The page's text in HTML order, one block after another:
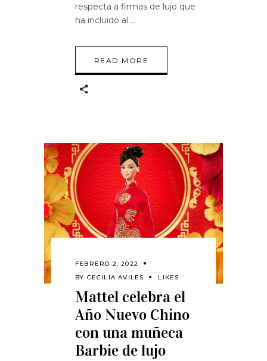
respecta a firmas de lujo que
ha incluido al
READ MORE
FEBRERO 2, 2022
BY CECILIA AVILES LIKES
Mattel celebra el
Año Nuevo Chino
con una muñeca
Barbie de lujo